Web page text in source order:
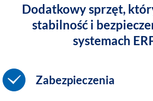
Dodatkowy sprzęt,
stabilność i
systemach
Zabezpieczenia